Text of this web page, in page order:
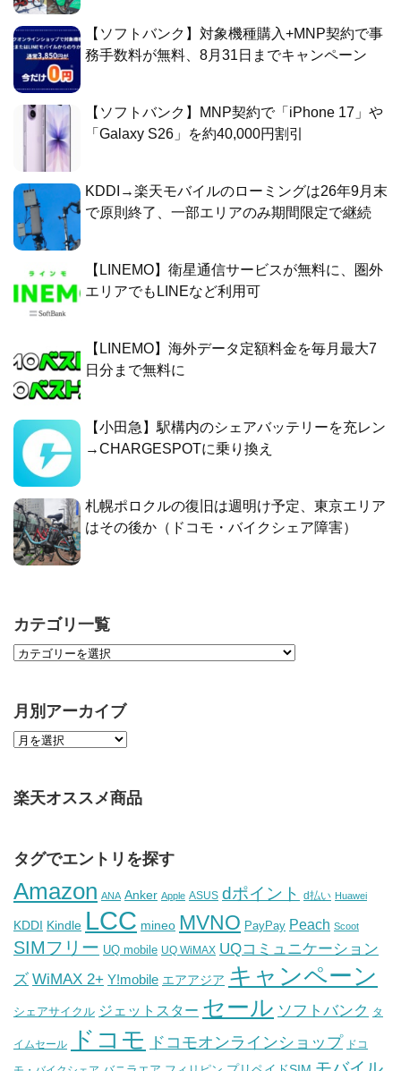
【ソフトバンク】対象機種購入+MNP契約で事
務手数料が無料、8月31日までキャンペーン
【ソフトバンク】MNP契約で「iPhone 17」や
「Galaxy S26」を約40,000円割引
KDDI→楽天モバイルのローミングは26年9月末
で原則終了、一部エリアのみ期間限定で継続
【LINEMO】衛星通信サービスが無料に、圏外
エリアでもLINEなど利用可
【LINEMO】海外データ定額料金を毎月最大7
日分まで無料に
【小田急】駅構内のシェアバッテリーを充レン
→CHARGESPOTに乗り換え
札幌ポロクルの復旧は週明け予定、東京エリア
はその後か（ドコモ・バイクシェア障害）
カテゴリ一覧
月別アーカイブ
楽天オススメ商品
タグでエントリを探す
Amazon ANA Anker Apple ASUS dポイント d払い Huawei
KDDI Kindle LCC mineo MVNO PayPay Peach Scoot
SIMフリー UQ mobile UQ WiMAX UQコミュニケーション
ズ WiMAX 2+ Y!mobile エアアジア キャンペーン
シェアサイクル ジェットスター セール ソフトバンク タ
イムセール ドコモ ドコモオンラインショップ ドコ